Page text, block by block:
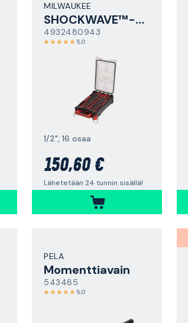
MILWAUKEE
SHOCKWAVE™-hylsysarja
4932480943
5,0
1/2", 16 osaa
150,60 €
Lähetetään 24 tunnin sisällä!
PELA
Momenttiavain
543485
5,0